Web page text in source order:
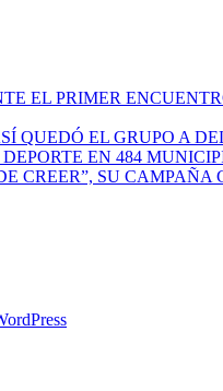
EL PRIMER
QUEDÓ EL GRUPO A
EN 484
CREER”, SU